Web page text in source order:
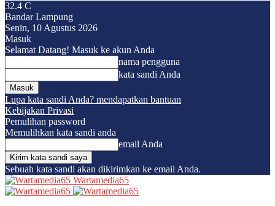
32.4 C
Bandar Lampung
Senin, 10 Agustus 2026
Masuk
Selamat Datang! Masuk ke akun Anda
nama pengguna
kata sandi Anda
Lupa kata sandi Anda? mendapatkan bantuan
Kebijakan Privasi
Pemulihan password
Memulihkan kata sandi anda
email Anda
Sebuah kata sandi akan dikirimkan ke email Anda.
Wartamedia65